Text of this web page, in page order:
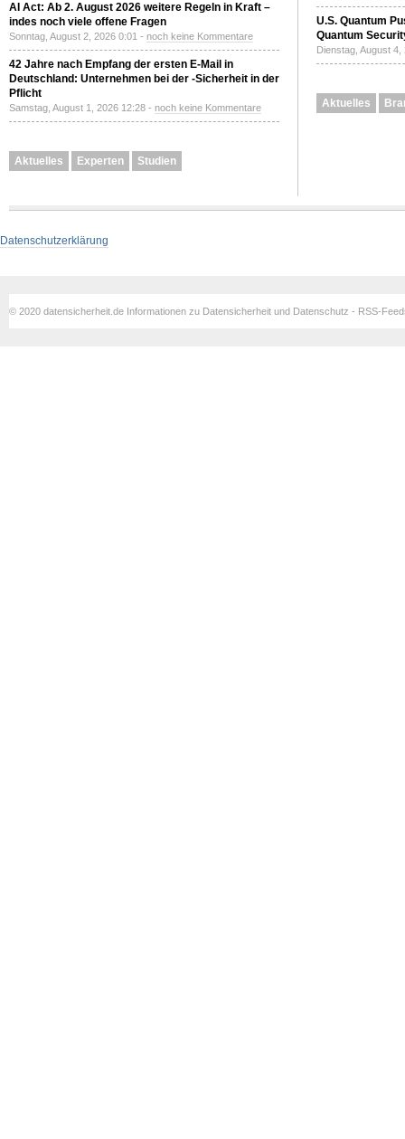
AI Act: Ab 2. August 2026 weitere Regeln in Kraft –
indes noch viele offene Fragen
Sonntag, August 2, 2026 0:01 - noch keine Kommentare
42 Jahre nach Empfang der ersten E-Mail in
Deutschland: Unternehmen bei der -Sicherheit in der
Pflicht
Samstag, August 1, 2026 12:28 - noch keine Kommentare
Aktuelles Experten Studien
U.S. Quantum
Quantum
Dienstag, August
Aktuelles
Datenschutzerklärung
© 2020 datensicherheit.de Informationen zu Datensicherheit und Datenschutz - RSS-